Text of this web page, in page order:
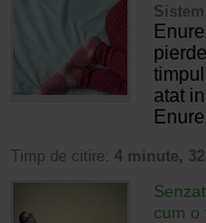
atat
Timp de citire: 4 minute,
cum o